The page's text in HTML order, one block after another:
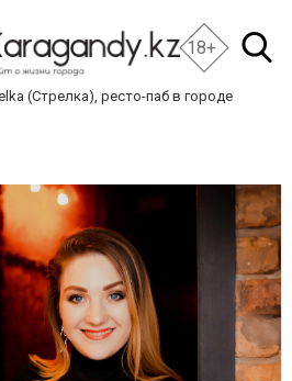
18+
(Стрелка), ресто-паб в городе